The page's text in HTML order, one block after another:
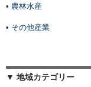
• 農林水産
• その他産業
▼ 地域カテゴリー